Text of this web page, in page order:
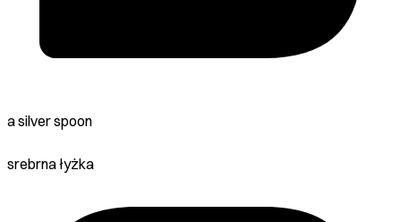
a silver spoon
srebrna łyżka